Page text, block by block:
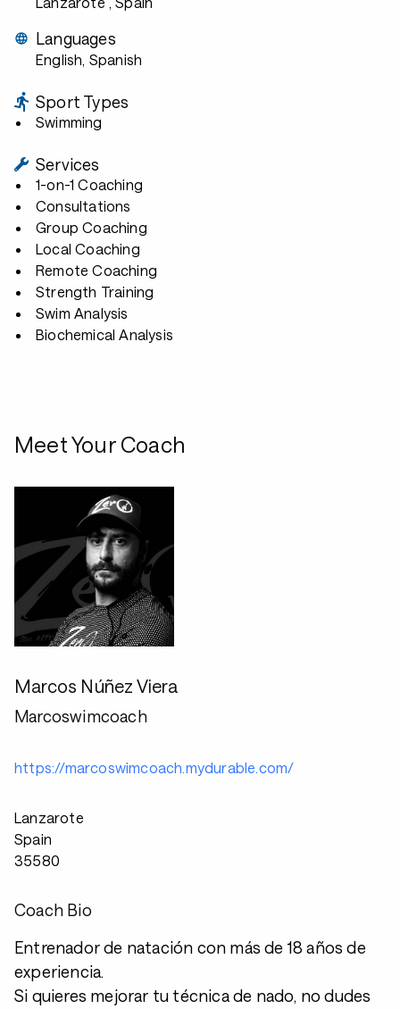
Languages
English, Spanish
Sport Types
Swimming
Services
1-on-1 Coaching
Consultations
Group Coaching
Local Coaching
Remote Coaching
Strength Training
Swim Analysis
Biochemical Analysis
Meet Your Coach
Marcos Núñez Viera
Marcoswimcoach
https://marcoswimcoach.mydurable.com/
Lanzarote
Spain
35580
Coach Bio
Entrenador de natación con más de 18 años de
experiencia.
Si quieres mejorar tu técnica de nado, no dudes